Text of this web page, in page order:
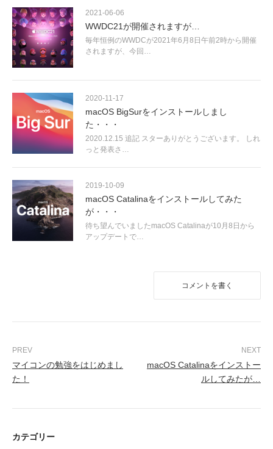
2021-06-06
WWDC21が開催されますが…
毎年恒例のWWDCが2021年6月8日午前2時から開催
されますが、今回…
2020-11-17
macOS BigSurをインストールしまし
た・・・
2020.12.15 追記 スターありがとうございます。 しれ
っと発表さ…
2019-10-09
macOS Catalinaをインストールしてみた
が・・・
待ち望んでいましたmacOS Catalinaが10月8日から
アップデートで…
コメントを書く
マイコンの勉強をはじめまし
た！
macOS Catalinaをインストー
ルしてみたが…
カテゴリー